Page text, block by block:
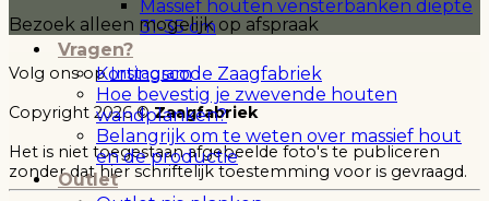
Massief houten vensterbanken diepte
31-35 cm
Vragen?
Kortingscode Zaagfabriek
Hoe bevestig je zwevende houten
wandplanken?
Belangrijk om te weten over massief hout
en de productie
Outlet
Bezoek alleen mogelijk op afspraak
Volg ons opInstagram
Copyright 2026 ©Zaagfabriek
Het is niet toegestaan afgebeelde foto's te publiceren
zonder dat hier schriftelijk toestemming voor is gevraagd.